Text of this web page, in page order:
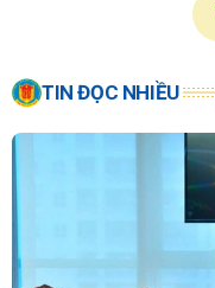
TIN ĐỌC NHIỀU